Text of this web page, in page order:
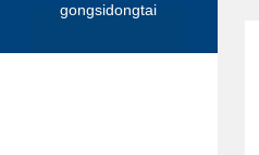
gongsidongtai